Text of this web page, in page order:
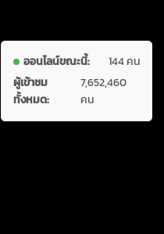
ออนไลน์ขณะนี้:
144 คน
ผู้เข้าชม
ทั้งหมด:
7,652,460
คน